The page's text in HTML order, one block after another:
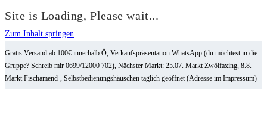
Site is Loading, Please wait...
Zum Inhalt springen
Gratis Versand ab 100€ innerhalb Ö, Verkaufspräsentation WhatsApp (du möchtest in die
Gruppe? Schreib mir 0699/12000 702), Nächster Markt: 25.07. Markt Zwölfaxing, 8.8.
Markt Fischamend-, Selbstbedienungshäuschen täglich geöffnet (Adresse im Impressum)